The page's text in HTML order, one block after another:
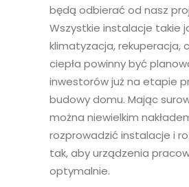
będą odbierać od nasz
Wszystkie instalacje takie
klimatyzacja, rekuperacja,
ciepła powinny być
inwestorów już na etapie
budowy domu. Mając
można niewielkim
rozprowadzić instalacje i
tak, aby urządzenia
optymalnie.